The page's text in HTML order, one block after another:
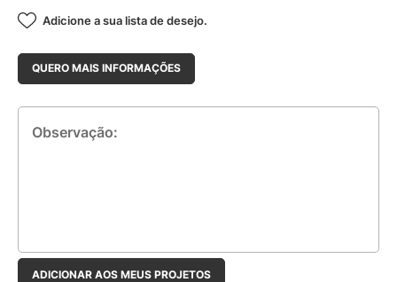
Adicione a sua lista de desejo.
QUERO MAIS INFORMAÇÕES
Observação:
ADICIONAR AOS MEUS PROJETOS